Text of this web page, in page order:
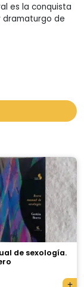
es la conquista
dramaturgo de
de sexología.